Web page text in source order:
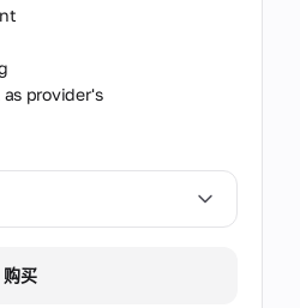
as provider's
购买